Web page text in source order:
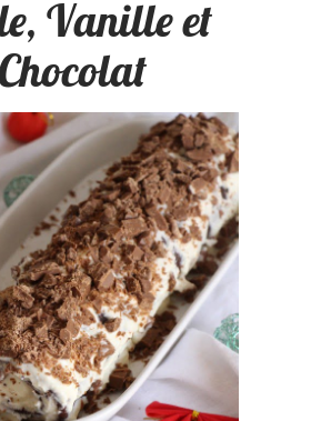
Vanille et